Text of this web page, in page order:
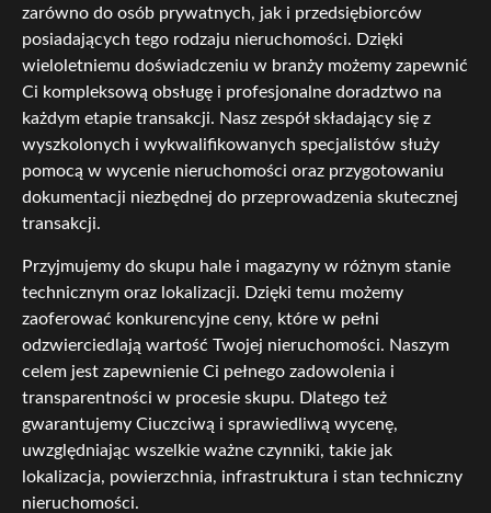
zarówno do osób prywatnych, jak i przedsiębiorców
posiadających tego rodzaju nieruchomości. Dzięki
wieloletniemu doświadczeniu w branży możemy zapewnić
Ci kompleksową obsługę i profesjonalne doradztwo na
każdym etapie transakcji. Nasz zespół składający się z
wyszkolonych i wykwalifikowanych specjalistów służy
pomocą w wycenie nieruchomości oraz przygotowaniu
dokumentacji niezbędnej do przeprowadzenia skutecznej
transakcji.
Przyjmujemy do skupu hale i magazyny w różnym stanie
technicznym oraz lokalizacji. Dzięki temu możemy
zaoferować konkurencyjne ceny, które w pełni
odzwierciedlają wartość Twojej nieruchomości. Naszym
celem jest zapewnienie Ci pełnego zadowolenia i
transparentności w procesie skupu. Dlatego też
gwarantujemy Ciuczciwą i sprawiedliwą wycenę,
uwzględniając wszelkie ważne czynniki, takie jak
lokalizacja, powierzchnia, infrastruktura i stan techniczny
nieruchomości.